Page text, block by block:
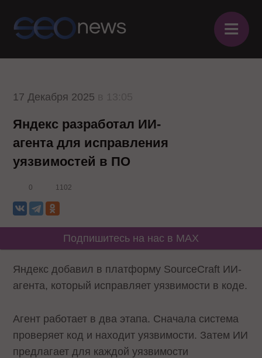
≡
17 Декабря 2025
Яндекс разработал ИИ-
агента для исправления
уязвимостей в ПО
0 1102
Подпишитесь на нас в MAX
Яндекс добавил в платформу SourceCraft ИИ-
агента, который исправляет уязвимости в коде.
Агент работает в два этапа. Сначала система
проверяет код и находит уязвимости. Затем ИИ
предлагает для каждой уязвимости